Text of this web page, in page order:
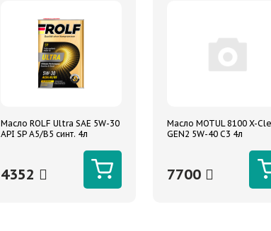
Масло ROLF Ultra SAE 5W-30
API SP A5/B5 синт. 4л
4352
Масло MOTUL 8100 X-
GEN2 5W-40 C3 4л
7700